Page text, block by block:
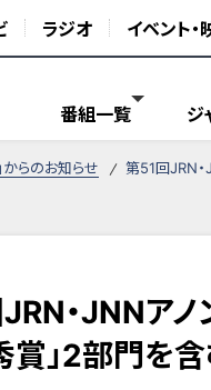
ラジオ イベント・
番組一覧 ジ
からのお知らせ 第51回JRN・
・JNNア
賞」2部門を